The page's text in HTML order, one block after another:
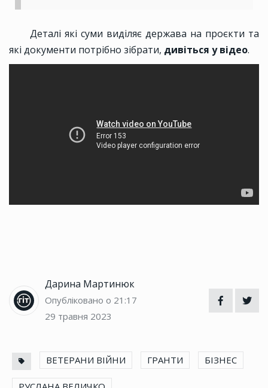
Деталі які суми виділяє держава на проєкти та
які документи потрібно зібрати, дивіться у відео.
Дарина Мартинюк
Опубліковано о 21:17
29 травня 2023
ВЕТЕРАНИ ВІЙНИ ГРАНТИ БІЗНЕС